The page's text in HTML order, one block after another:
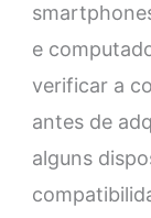
e
verificar a
antes de
alguns